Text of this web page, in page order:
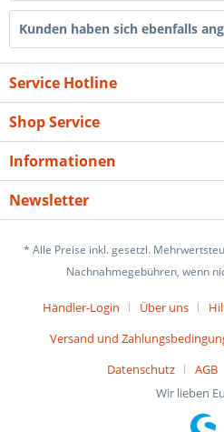
Kunden haben sich ebenfalls
Service Hotline
Shop Service
Informationen
Newsletter
* Alle Preise inkl. gesetzl.
Nachnahmegebühren, wenn
Händler-Login Über uns
Versand und
Datenschutz
AGB
Wir lieben